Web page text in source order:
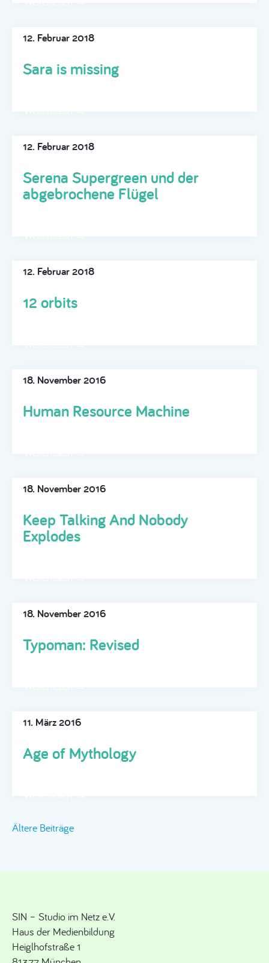
12. Februar 2018
Sara is missing
12. Februar 2018
Serena Supergreen und der
abgebrochene Flügel
12. Februar 2018
12 orbits
18. November 2016
Human Resource Machine
18. November 2016
Keep Talking And Nobody
Explodes
18. November 2016
Typoman: Revised
11. März 2016
Age of Mythology
Beitragsnavigation
Ältere Beiträge
SIN – Studio im Netz e.V.
Haus der Medienbildung
Heiglhofstraße 1